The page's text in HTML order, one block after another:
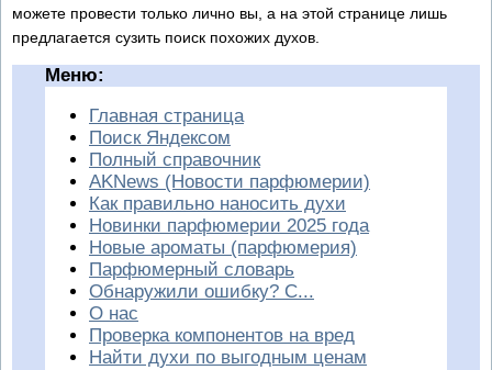
можете провести только лично вы, а на этой странице лишь
предлагается сузить поиск похожих духов.
Меню:
Главная страница
Поиск Яндексом
Полный справочник
AKNews (Новости парфюмерии)
Как правильно наносить духи
Новинки парфюмерии 2025 года
Новые ароматы (парфюмерия)
Парфюмерный словарь
Обнаружили ошибку? С...
О нас
Проверка компонентов на вред
Найти духи по выгодным ценам